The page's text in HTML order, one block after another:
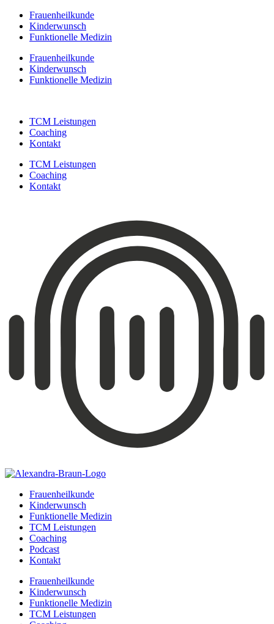
Zum
Inhalt
springen
Frauenheilkunde
Kinderwunsch
Funktionelle Medizin
Frauenheilkunde
Kinderwunsch
Funktionelle Medizin
TCM Leistungen
Coaching
Kontakt
TCM Leistungen
Coaching
Kontakt
Frauenheilkunde
Kinderwunsch
Funktionelle Medizin
TCM Leistungen
Coaching
Podcast
Kontakt
Frauenheilkunde
Kinderwunsch
Funktionelle Medizin
TCM Leistungen